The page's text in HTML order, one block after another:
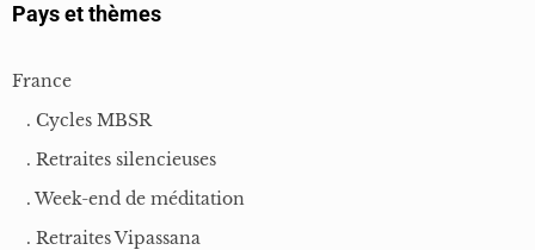
Pays et thèmes
France
. Cycles MBSR
. Retraites silencieuses
. Week-end de méditation
. Retraites Vipassana